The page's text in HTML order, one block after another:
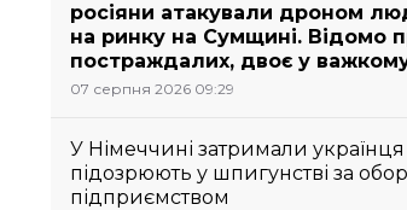
росіяни атакували дроном
на ринку на Сумщині. Відомо
постраждалих, двоє у важкому
07 серпня 2026 09:29
У Німеччині затримали
підозрюють у шпигунстві за
підприємством